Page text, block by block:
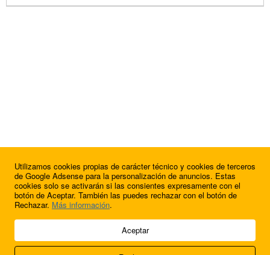
© 2009 - 2026 Soluciones Corporativas IP, SL.
Utilizamos cookies propias de carácter técnico y cookies de terceros
de Google Adsense para la personalización de anuncios. Estas
cookies solo se activarán si las consientes expresamente con el
botón de Aceptar. También las puedes rechazar con el botón de
Rechazar. Más información.
Aceptar